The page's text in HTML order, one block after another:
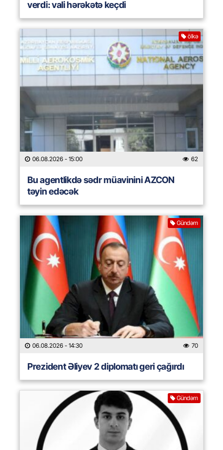
verdi: vali hərəkətə keçdi
ölkə
06.08.2026 - 15:00 62
Bu agentlikdə sədr müavinini AZCON
təyin edəcək
Gündəm
06.08.2026 - 14:30 70
Prezident Əliyev 2 diplomatı geri çağırdı
Gündəm